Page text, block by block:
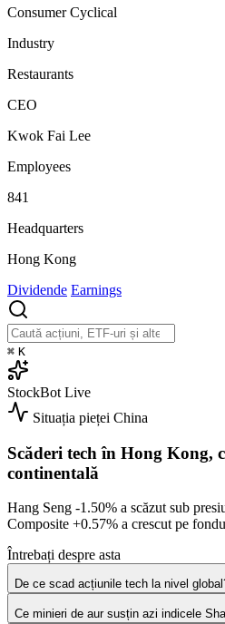
Consumer Cyclical
Industry
Restaurants
CEO
Kwok Fai Lee
Employees
841
Headquarters
Hong Kong
Dividende Earnings
⌘ K
StockBot Live
Situația pieței China
Scăderi tech în Hong Kong,
continentală
Hang Seng -1.50% a scăzut sub
Composite +0.57% a crescut pe
Întrebați despre asta
De ce scad acțiunile tech la nivel
Ce minieri de aur susțin azi indicele